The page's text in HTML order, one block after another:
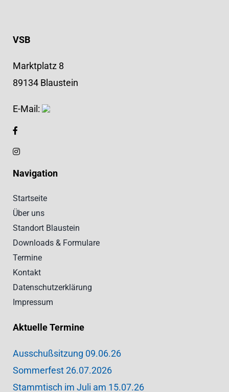
VSB
Marktplatz 8
89134 Blaustein
E-Mail:
Navigation
Startseite
Über uns
Standort Blaustein
Downloads & Formulare
Termine
Kontakt
Datenschutzerklärung
Impressum
Aktuelle Termine
Ausschußsitzung 09.06.26
Sommerfest 26.07.2026
Stammtisch im Juli am 15.07.26